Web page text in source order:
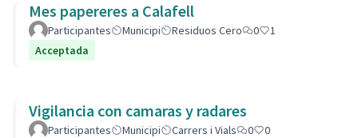
Mes papereres a Calafell
Participantes Municipi Residuos Cero 0
1
Acceptada
Vigilancia con camaras y radares
Participantes Municipi Carrers i Vials 0
0